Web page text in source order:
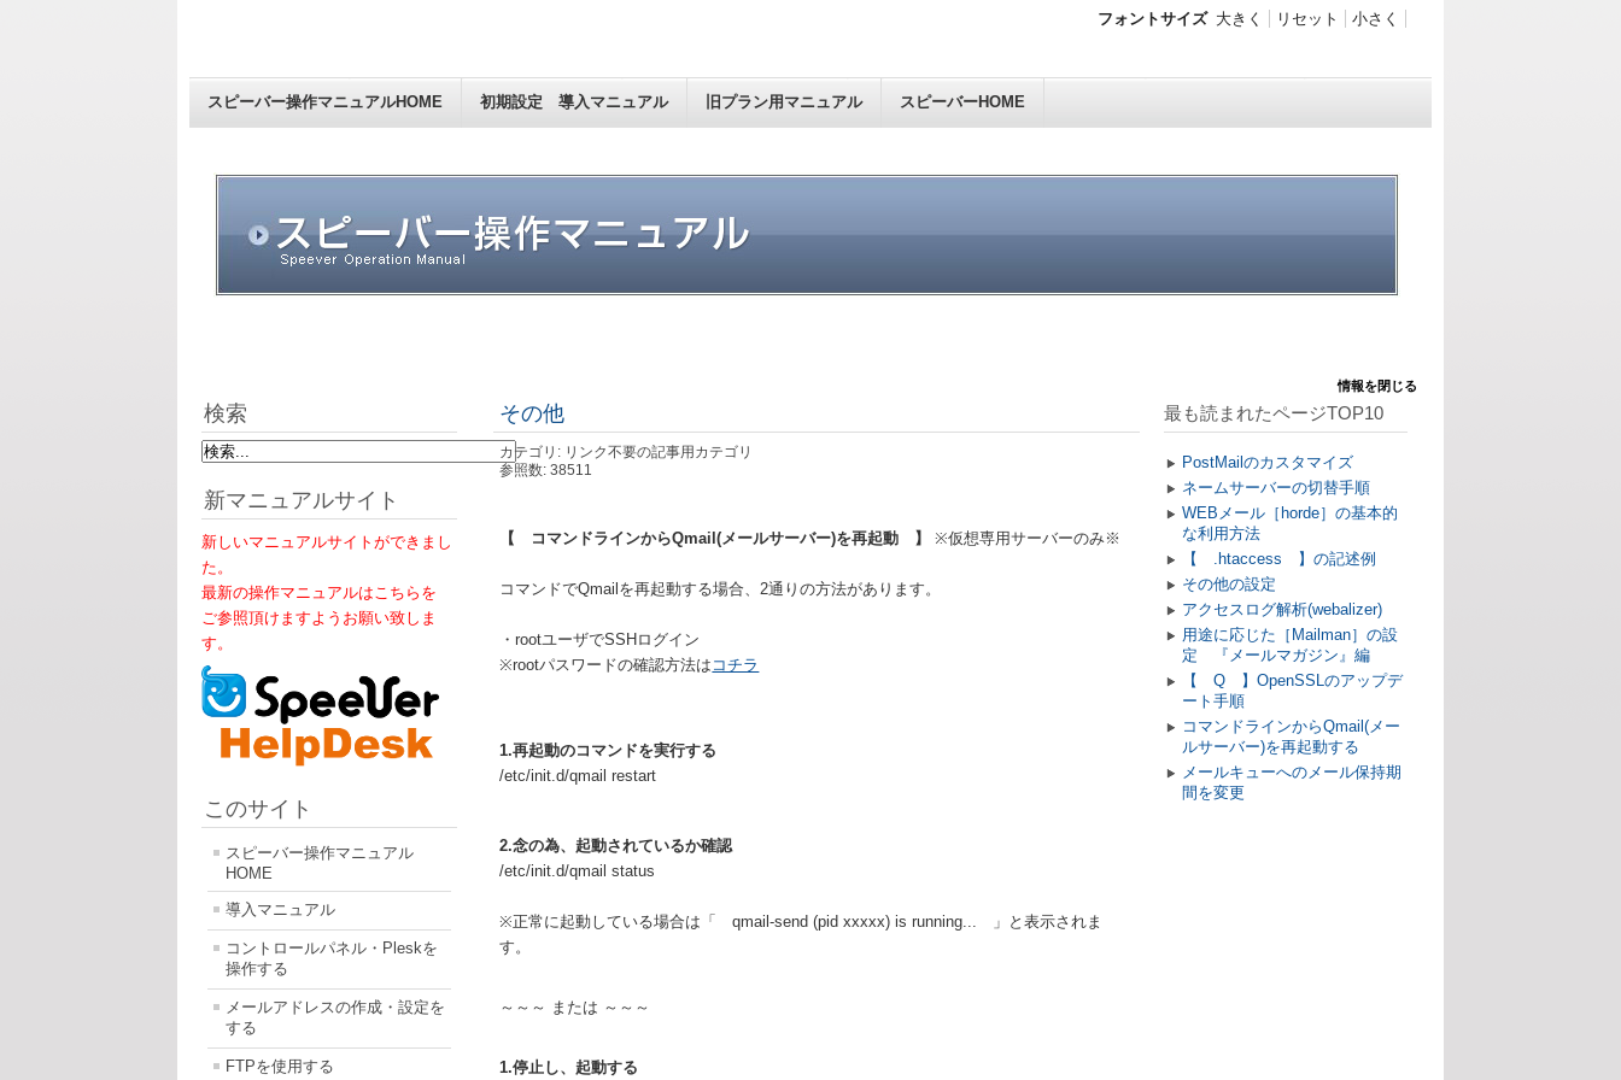
スピーバー操作マニュアルHOME 初期設定 導入マニュアル 旧プラン用マニュアル スピーバーHOME
フォントサイズ 大きく リセット 小さく
検索
新マニュアルサイト
新しいマニュアルサイトができまし
た。
最新の操作マニュアルはこちらを
ご参照頂けますようお願い致しま
す。
このサイト
スピーバー操作マニュアル
HOME
導入マニュアル
コントロールパネル・Pleskを
操作する
メールアドレスの作成・設定を
する
FTPを使用する
その他
カテゴリ: リンク不要の記事用カテゴリ
参照数: 38511
【 コマンドラインからQmail(メールサーバー)を再起動 】 ※仮想専用サーバーのみ※
コマンドでQmailを再起動する場合、2通りの方法があります。
・rootユーザでSSHログイン
※rootパスワードの確認方法は コチラ
1.再起動のコマンドを実行する
/etc/init.d/qmail restart
2.念の為、起動されているか確認
/etc/init.d/qmail status
※正常に起動している場合は「 qmail-send (pid xxxxx) is running... 」と表示されま
す。
～～～ または ～～～
1.停止し、起動する
情報を閉じる
最も読まれたページTOP10
PostMailのカスタマイズ
ネームサーバーの切替手順
WEBメール［horde］の基本的
な利用方法
【 .htaccess 】の記述例
その他の設定
アクセスログ解析(webalizer)
用途に応じた［Mailman］の設
定 『メールマガジン』編
【 Q 】OpenSSLのアップデ
ート手順
コマンドラインからQmail(メー
ルサーバー)を再起動する
メールキューへのメール保持期
間を変更